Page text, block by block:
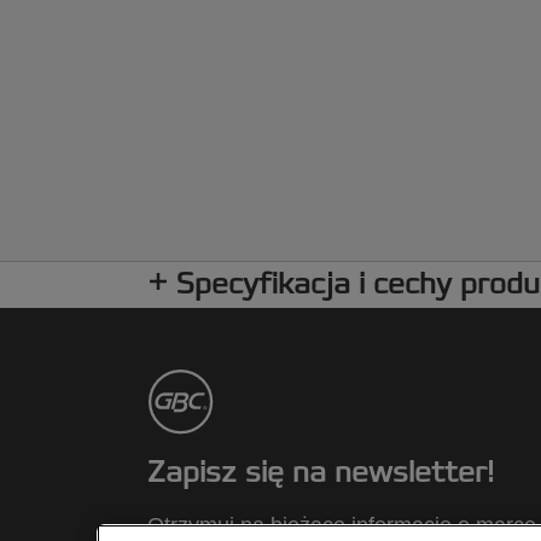
Specyfikacja i cechy
Zapisz się na newsletter!
Otrzymuj na bieżąco informacje o marce